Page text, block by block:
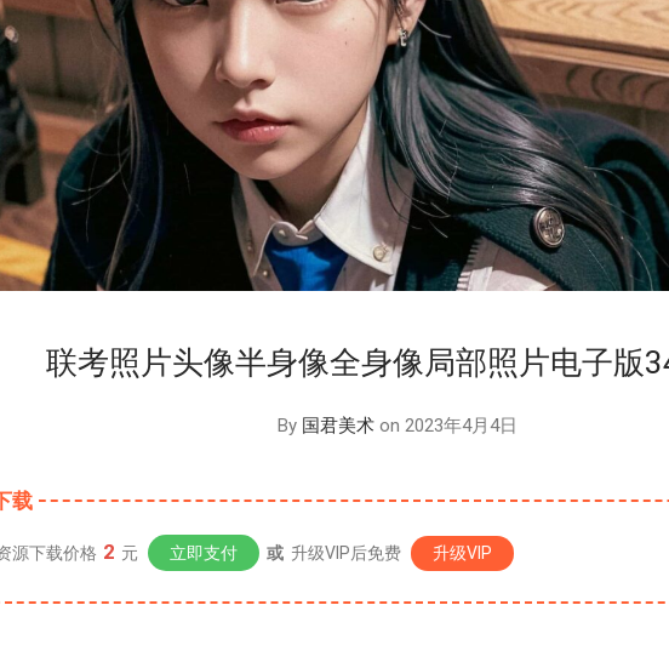
联考照片头像半身像全身像局部照片电子版
By 国君美术 on 2023年4月4日
载
源下载价格 2 元 立即支付 或升级VIP后免费 升级VIP